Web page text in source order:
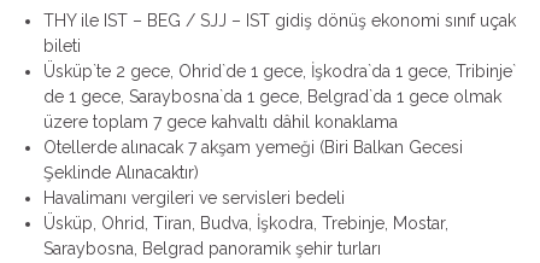
THY ile IST – BEG / SJJ – IST gidiş dönüş ekonomi sınıf uçak
bileti
Üsküp`te 2 gece, Ohrid`de 1 gece, İşkodra`da 1 gece, Tribinje`
de 1 gece, Saraybosna`da 1 gece, Belgrad`da 1 gece olmak
üzere toplam 7 gece kahvaltı dâhil konaklama
Otellerde alınacak 7 akşam yemeği (Biri Balkan Gecesi
Şeklinde Alınacaktır)
Havalimanı vergileri ve servisleri bedeli
Üsküp, Ohrid, Tiran, Budva, İşkodra, Trebinje, Mostar,
Saraybosna, Belgrad panoramik şehir turları